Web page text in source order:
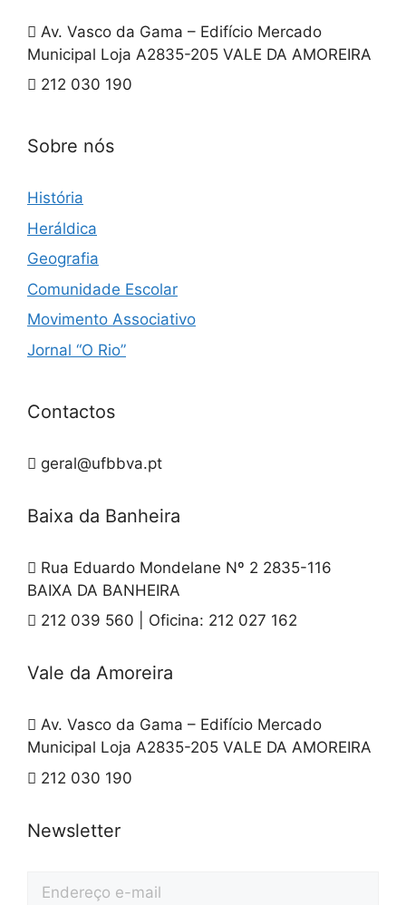
Av. Vasco da Gama – Edifício Mercado
Municipal Loja A2835-205 VALE DA AMOREIRA
212 030 190
Sobre nós
História
Heráldica
Geografia
Comunidade Escolar
Movimento Associativo
Jornal “O Rio”
Contactos
geral@ufbbva.pt
Baixa da Banheira
Rua Eduardo Mondelane Nº 2 2835-116
BAIXA DA BANHEIRA
212 039 560 | Oficina: 212 027 162
Vale da Amoreira
Av. Vasco da Gama – Edifício Mercado
Municipal Loja A2835-205 VALE DA AMOREIRA
212 030 190
Newsletter